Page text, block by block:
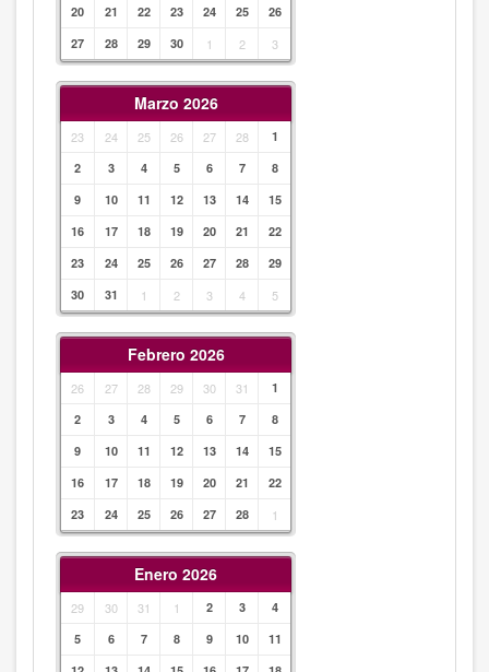
20
21 22 23 24 25
26
27
28 29 30 1 2 3
Marzo 2026
23 24 25 26 27 28
1
2
3 4 5 6 7
8
9
10 11 12 13 14
15
16
17 18 19 20 21
22
23
24 25 26 27 28
29
30
31 1 2 3 4 5
Febrero 2026
26 27 28 29 30 31
1
2
3 4 5 6 7
8
9
10 11 12 13 14
15
16
17 18 19 20 21
22
23
24 25 26 27 28 1
Enero 2026
29 30 31 1 2 3
4
5
6 7 8 9 10
11